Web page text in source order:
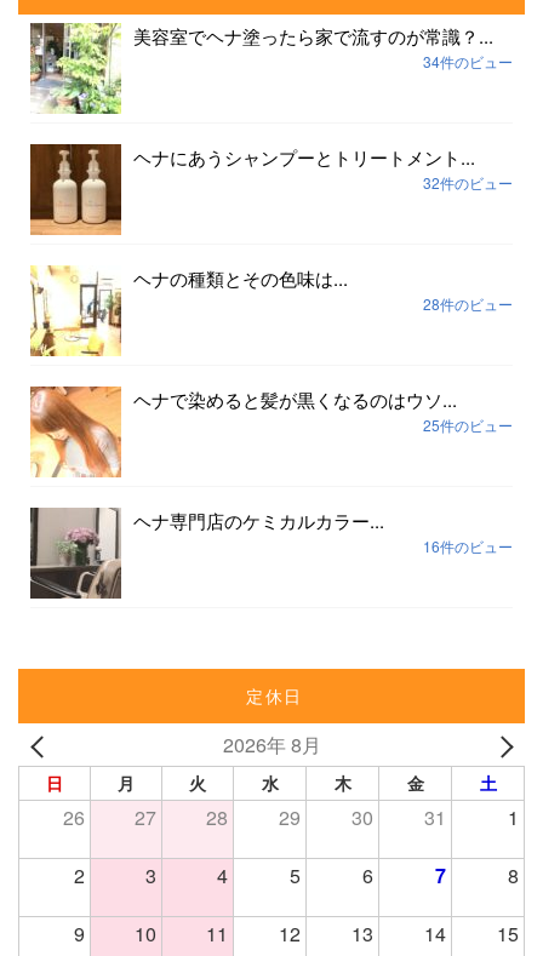
美容室でヘナ塗ったら家で流すのが常識？...
34件のビュー
ヘナにあうシャンプーとトリートメント...
32件のビュー
ヘナの種類とその色味は...
28件のビュー
ヘナで染めると髪が黒くなるのはウソ...
25件のビュー
ヘナ専門店のケミカルカラー...
16件のビュー
定休日
2026年 8月
日 月 火 水 木 金 土
26 27 28 29 30 31 1
2 3 4 5 6 7 8
9 10 11 12 13 14 15